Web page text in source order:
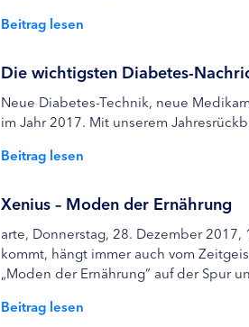
Beitrag lesen
Die wichtigsten Diabetes-
Neue Diabetes-Technik, neue
im Jahr 2017. Mit unserem
Beitrag lesen
Xenius – Moden der Ernährung
arte, Donnerstag, 28. Dezember
kommt, hängt immer auch vom
„Moden der Ernährung” auf der Spur
Beitrag lesen